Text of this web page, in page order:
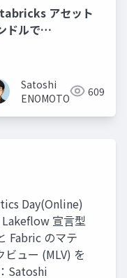
アセット
ドルで
Satoshi
ENOMOTO
609
Day(Online)
宣言型
Fabric のマテ
ビュー (MLV) を
Satoshi